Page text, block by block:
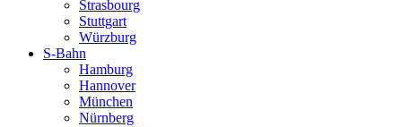
Strasbourg
Stuttgart
Würzburg
S-Bahn
Hamburg
Hannover
München
Nürnberg